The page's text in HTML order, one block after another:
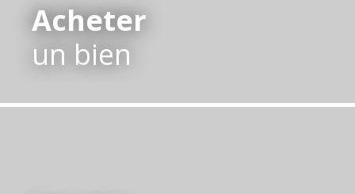
Acheter
un bien